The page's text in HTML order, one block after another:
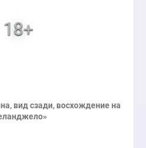
вид сзади, восхождение на